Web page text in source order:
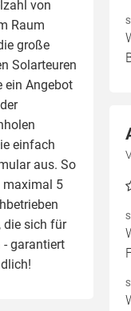
von
Raum
große
Solarteuren
ein Angebot
einfach
aus. So
maximal 5
, die sich für
- garantiert